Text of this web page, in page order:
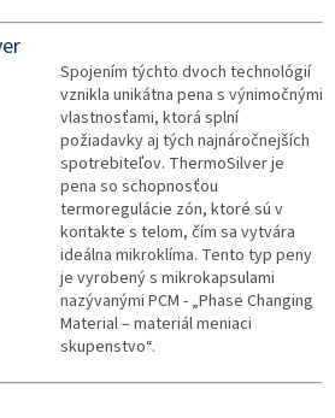
Spojením týchto dvoch technológií
vznikla unikátna pena s výnimočnými
vlastnosťami, ktorá splní
požiadavky aj tých najnáročnejších
spotrebiteľov. ThermoSilver je
pena so schopnosťou
termoregulácie zón, ktoré sú v
kontakte s telom, čím sa vytvára
ideálna mikroklíma. Tento typ peny
je vyrobený s mikrokapsulami
nazývanými PCM - „Phase Changing
Material – materiál meniaci
skupenstvo“.